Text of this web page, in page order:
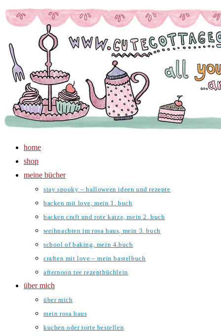
Zum
Inhalt
home
shop
meine bücher
stay spooky – halloween ideen und rezepte
backen mit love, mein 1. buch
backen craft und rote katze, mein 2. buch
weihnachten im rosa haus, mein 3. buch
school of baking, mein 4.buch
craften mit love – mein bastelbuch
afternoon tee rezeptbüchlein
über mich
über mich
mein rosa haus
kuchen oder torte bestellen